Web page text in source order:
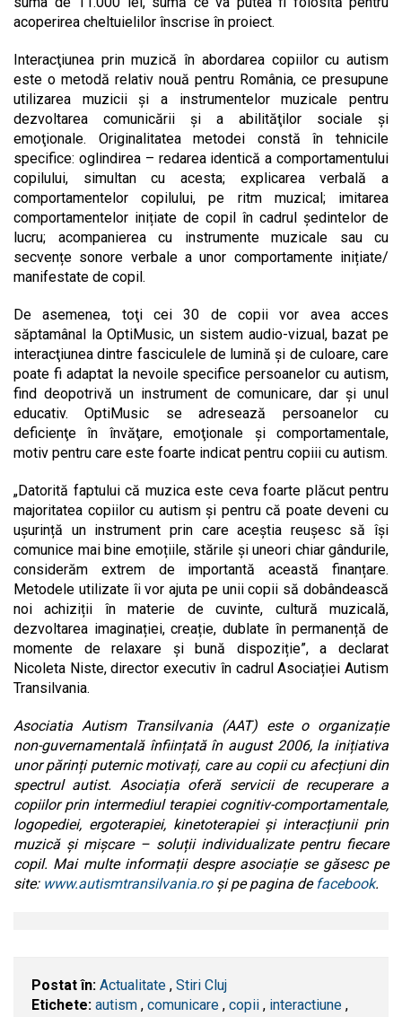
acoperirea cheltuielilor înscrise în proiect.
Interacţiunea prin muzică în abordarea copiilor cu autism
este o metodă relativ nouă pentru România, ce presupune
utilizarea muzicii şi a instrumentelor muzicale pentru
dezvoltarea comunicării şi a abilităţilor sociale şi
emoţionale. Originalitatea metodei constă în tehnicile
specifice: oglindirea – redarea identică a comportamentului
copilului, simultan cu acesta; explicarea verbală a
comportamentelor copilului, pe ritm muzical; imitarea
comportamentelor inițiate de copil în cadrul ședintelor de
lucru; acompanierea cu instrumente muzicale sau cu
secvențe sonore verbale a unor comportamente inițiate/
manifestate de copil.
De asemenea, toţi cei 30 de copii vor avea acces
săptamânal la OptiMusic, un sistem audio-vizual, bazat pe
interacţiunea dintre fasciculele de lumină şi de culoare, care
poate fi adaptat la nevoile specifice persoanelor cu autism,
find deopotrivă un instrument de comunicare, dar și unul
educativ. OptiMusic se adresează persoanelor cu
deficienţe în învăţare, emoţionale şi comportamentale,
motiv pentru care este foarte indicat pentru copiii cu autism.
„Datorită faptului că muzica este ceva foarte plăcut pentru
majoritatea copiilor cu autism și pentru că poate deveni cu
ușurință un instrument prin care aceștia reușesc să își
comunice mai bine emoțiile, stările și uneori chiar gândurile,
considerăm extrem de importantă această finanțare.
Metodele utilizate îi vor ajuta pe unii copii să dobândească
noi achiziții în materie de cuvinte, cultură muzicală,
dezvoltarea imaginației, creație, dublate în permanență de
momente de relaxare și bună dispoziție”, a declarat
Nicoleta Niste, director executiv în cadrul Asociației Autism
Transilvania.
Asociatia Autism Transilvania (AAT) este o organizație
non-guvernamentală înființată în august 2006, la inițiativa
unor părinți puternic motivați, care au copii cu afecțiuni din
spectrul autist. Asociația oferă servicii de recuperare a
copiilor prin intermediul terapiei cognitiv-comportamentale,
logopediei, ergoterapiei, kinetoterapiei și interacțiunii prin
muzică și mișcare – soluții individualizate pentru fiecare
copil. Mai multe informații despre asociație se găsesc pe
site: www.autismtransilvania.roși pe pagina de facebook.
Postat în: Actualitate , Stiri Cluj
Etichete: autism , comunicare , copii , interactiune ,